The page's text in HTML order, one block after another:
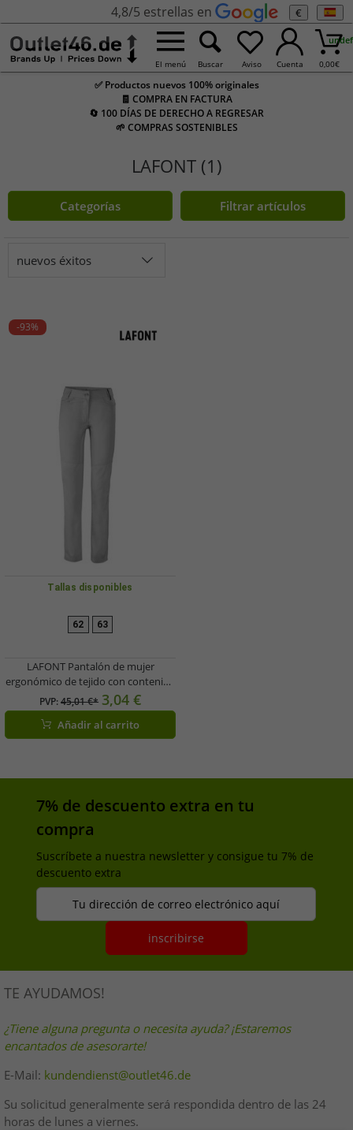
4,8/5 estrellas en €
El menú Buscar Aviso Cuenta 0,00€
✅ Productos nuevos 100% originales
🧾 COMPRA EN FACTURA
🔄 100 DÍAS DE DERECHO A REGRESAR
🌱 COMPRAS SOSTENIBLES
LAFONT (1)
Categorías Filtrar artículos
nuevos éxitos
-93%
Tallas disponibles
62 63
LAFONT Pantalón de mujer
ergonómico de tejido con contenido
de algodón, pantalón de trabajo con
cinco bolsillos 37861421 Gris
PVP:45,01 €* 3,04 €
Añadir al carrito
7% de descuento extra en tu
compra
Suscríbete a nuestra newsletter y consigue tu 7% de
descuento extra
Tu dirección de correo electrónico aquí
inscribirse
TE AYUDAMOS!
¿Tiene alguna pregunta o necesita ayuda? ¡Estaremos
encantados de asesorarte!
E-Mail: kundendienst@outlet46.de
Su solicitud generalmente será respondida dentro de las 24
horas de lunes a viernes.